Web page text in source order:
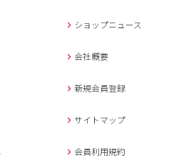
ショップニュース
会社概要
新規会員登録
サイトマップ
会員利用規約